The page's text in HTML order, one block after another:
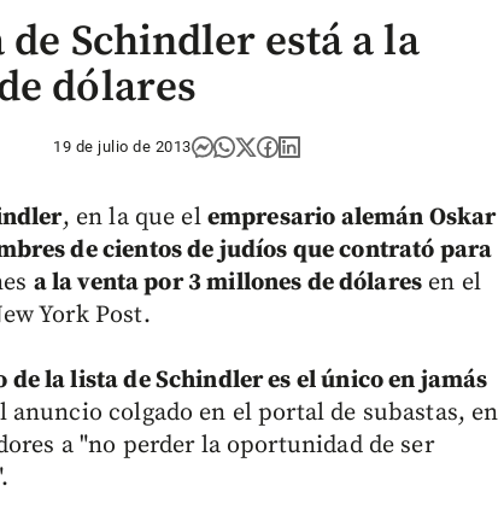
Schindler está a la
dólares
19 de julio de 2013
, en la que el empresario alemán Oskar
de cientos de judíos que contrató para
a la venta por 3 millones de dólares en el
York Post.
la lista de Schindler es el único en jamás
anuncio colgado en el portal de subastas, en
a "no perder la oportunidad de ser